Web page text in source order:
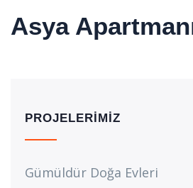
Asya
PROJELERIMIZ
Gümüldür Doğa Evleri